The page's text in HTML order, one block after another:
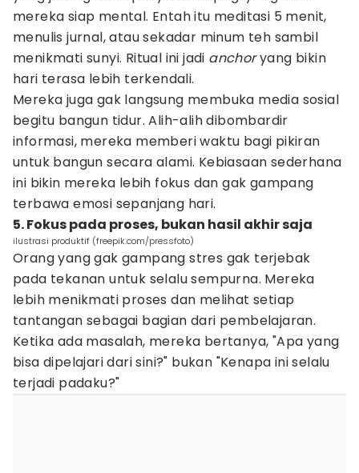
mereka siap mental. Entah itu meditasi 5 menit,
menulis jurnal, atau sekadar minum teh sambil
menikmati sunyi. Ritual ini jadi anchoryang bikin
hari terasa lebih terkendali.
Mereka juga gak langsung membuka media sosial
begitu bangun tidur. Alih-alih dibombardir
informasi, mereka memberi waktu bagi pikiran
untuk bangun secara alami. Kebiasaan sederhana
ini bikin mereka lebih fokus dan gak gampang
terbawa emosi sepanjang hari.
5. Fokus pada proses, bukan hasil akhir saja
ilustrasi produktif (freepik.com/pressfoto)
Orang yang gak gampang stres gak terjebak
pada tekanan untuk selalu sempurna. Mereka
lebih menikmati proses dan melihat setiap
tantangan sebagai bagian dari pembelajaran.
Ketika ada masalah, mereka bertanya, "Apa yang
bisa dipelajari dari sini?" bukan "Kenapa ini selalu
terjadi padaku?"